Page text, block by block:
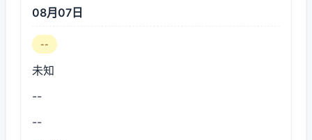
08月07日
--
未知
--
--